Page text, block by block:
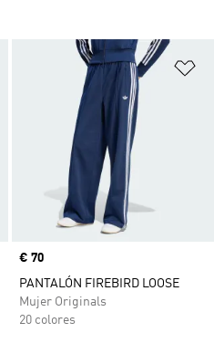
Añadir a la lista de deseos
Precio
€ 70
PANTALÓN FIREBIRD LOOSE
Mujer Originals
20 colores